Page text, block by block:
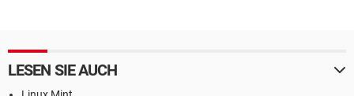
LESEN SIE AUCH